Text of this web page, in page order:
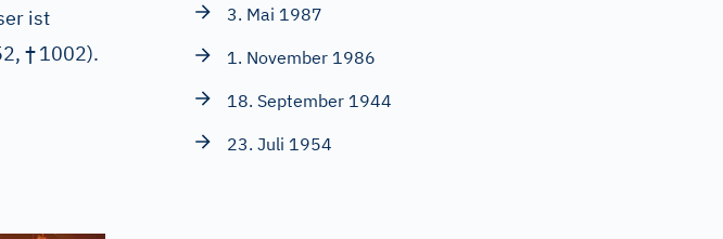
ist
†1002).
3. Mai 1987
1. November 1986
18. September 1944
23. Juli 1954